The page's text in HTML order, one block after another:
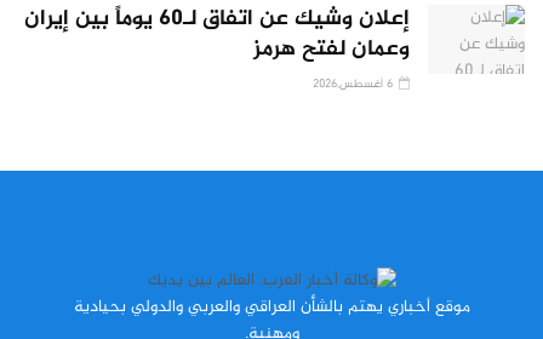
إعلان وشيك عن اتفاق لـ60 يوماً بين إيران
وعمان لفتح هرمز
موقع أخباري يهتم بالشأن العراقي والعربي والدولي بحيادية